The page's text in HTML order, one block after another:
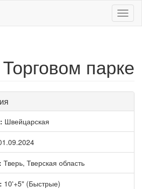
парке
Швейцарская
Тверь, Тверская область
10'+5" (Быстрые)